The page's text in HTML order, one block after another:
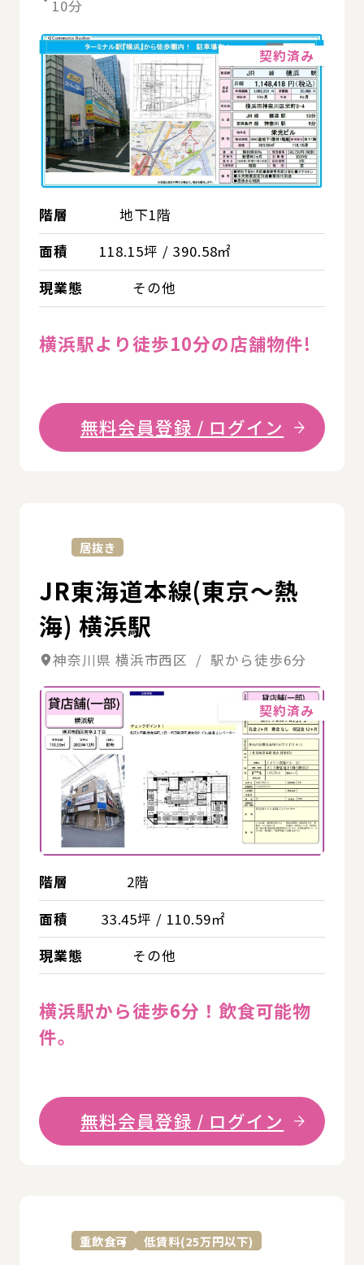
10分
契約済み
階層
地下1階
面積
118.15坪 / 390.58㎡
現業態
その他
横浜駅より徒歩10分の店舗物件!
無料会員登録 / ログイン
居抜き
JR東海道本線(東京～熱
海) 横浜駅
神奈川県 横浜市西区 / 駅から徒歩6分
契約済み
階層
2階
面積
33.45坪 / 110.59㎡
現業態
その他
横浜駅から徒歩6分！飲食可能物
件。
無料会員登録 / ログイン
重飲食可 低賃料(25万円以下)